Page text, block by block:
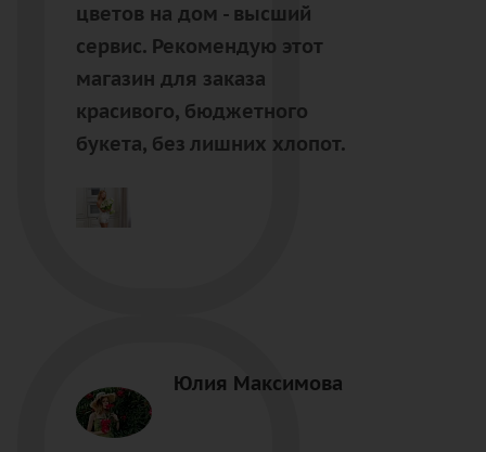
цветов на дом - высший
сервис. Рекомендую этот
магазин для заказа
красивого, бюджетного
букета, без лишних хлопот.
Юлия Максимова